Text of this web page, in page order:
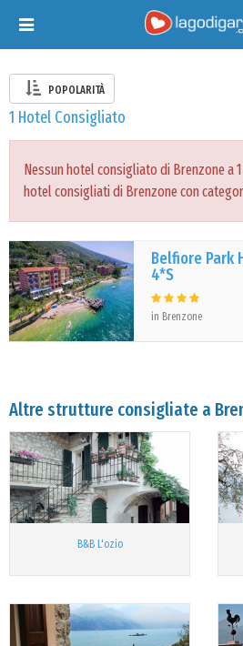
Toggle
navigation
POPOLARITÀ
1 Hotel Consigliato
Nessun hotel consigliato di Brenzone a
hotel consigliati di Brenzone con
Belfiore Park
4*S
in Brenzone
Altre strutture consigliate a
B&B L'ozio